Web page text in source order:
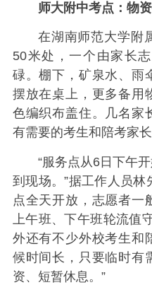
师大附中考点：物
在湖南师范大学附
50米处，一个由家长
碌。棚下，矿泉水、雨
摆放在桌上，更多备用
色编织布盖住。几名家
有需要的考生和陪考家长
“服务点从6日下午
到现场。”据工作人员
点全天开放，志愿者一
上午班、下午班轮流值
外还有不少外校考生和
候时间长，只要临时有
资、短暂休息。”